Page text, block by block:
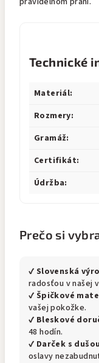
Technické
Materiál:
Rozmery:
Gramáž:
Certifikát:
Údržba:
Prečo si
✔ Slovenská
radosťou v našej
✔ Špičkové
vašej pokožke.
✔ Bleskové
48 hodín.
✔ Darček s
oslavy